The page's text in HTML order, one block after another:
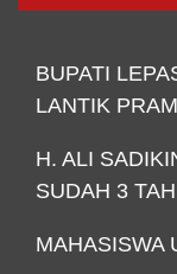
BUPATI
LANTIK
H. ALI
SUDAH 3
MAHASISWA